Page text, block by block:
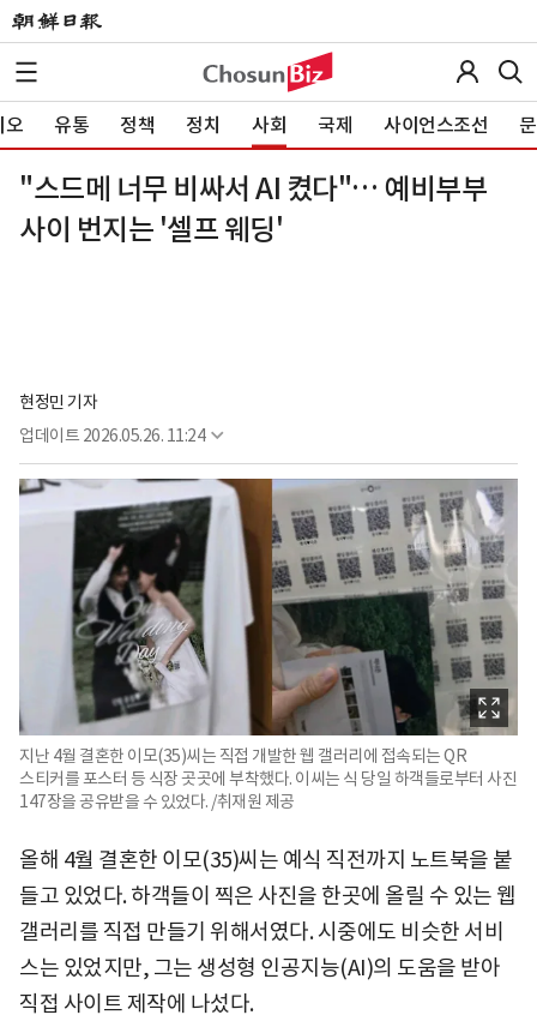
오 유통 정책 정치 사회 국제 사이언스조선
"스드메 너무 비싸서 AI 켰다"… 예비부부
사이 번지는 '셀프 웨딩'
현정민 기자
업데이트 2026.05.26. 11:24
지난 4월 결혼한 이모(35)씨는 직접 개발한 웹 갤러리에 접속되는 QR
스티커를 포스터 등 식장 곳곳에 부착했다. 이씨는 식 당일 하객들로부터 사진
147장을 공유받을 수 있었다. /취재원 제공
올해 4월 결혼한 이모(35)씨는 예식 직전까지 노트북을 붙
들고 있었다. 하객들이 찍은 사진을 한곳에 올릴 수 있는 웹
갤러리를 직접 만들기 위해서였다. 시중에도 비슷한 서비
스는 있었지만, 그는 생성형 인공지능(AI)의 도움을 받아
직접 사이트 제작에 나섰다.